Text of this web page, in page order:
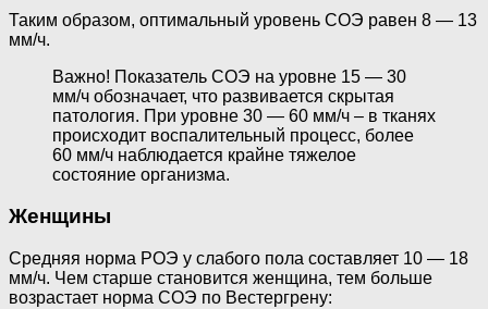
Таким образом, оптимальный уровень СОЭ равен 8 — 13
мм/ч.
Важно! Показатель СОЭ на уровне 15 — 30
мм/ч обозначает, что развивается скрытая
патология. При уровне 30 — 60 мм/ч – в тканях
происходит воспалительный процесс, более
60 мм/ч наблюдается крайне тяжелое
состояние организма.
Женщины
Средняя норма РОЭ у слабого пола составляет 10 — 18
мм/ч. Чем старше становится женщина, тем больше
возрастает норма СОЭ по Вестергрену: